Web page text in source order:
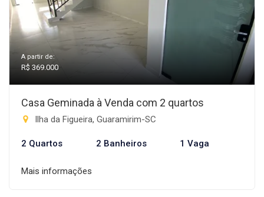
A partir de:
R$ 369.000
Casa Geminada à Venda com 2 quartos
Ilha da Figueira, Guaramirim-SC
2 Quartos 2 Banheiros 1 Vaga
Mais informações